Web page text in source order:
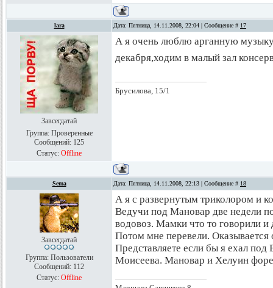
lara Дата: Пятница, 14.11.2008, 22:04 | Сообщение # 17
Завсегдатай
Группа: Проверенные
Сообщений: 125
Статус: Offline
А я очень люблю арганную
декабря,ходим в малый зал
Брусилова, 15/1
Sema Дата: Пятница, 14.11.2008, 22:13 | Сообщение # 18
Завсегдатай
Группа: Пользователи
Сообщений: 112
Статус: Offline
А я с развернутым триколором и
Ведучи под Мановар две недели
водовоз. Мамки что то говорили
Потом мне перевели.
Представляете если бы я ехал
Моисеева. Мановар и Хелуин